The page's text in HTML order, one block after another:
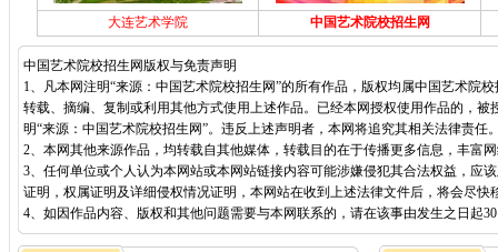
大连艺术学院 中国艺术院校招生网
中国艺术院校招生网版权与免责声明
1、凡本网注明“来源：中国艺术院校招生网”的所有作品，版权均属中国艺术院
转载、摘编、复制或利用其他方式使用上述作品。已经本网授权使用作品的，被
明“来源：中国艺术院校招生网”。违反上述声明者，本网将追究其相关法律责任
2、本网其他来源作品，均转载自其他媒体，转载目的在于传播更多信息，丰富
3、任何单位或个人认为本网站或本网站链接内容可能涉嫌侵犯其合法权益，应
证明，权属证明及详细侵权情况证明，本网站在收到上述法律文件后，将会尽快
4、如因作品内容、版权和其他问题需要与本网联系的，请在该事由发生之日起